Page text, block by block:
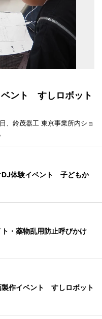
ベント すしロボット
、鈴茂器工 東京事業所内ショ
DJ体験イベント 子どもか
・薬物乱用防止呼びかけ
製作イベント すしロボット